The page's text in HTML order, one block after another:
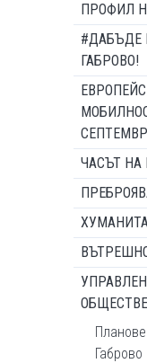
ПРОФИЛ
#ДАБЪДЕ
ГАБРОВО!
ЧАСЪТ НА
Габрово